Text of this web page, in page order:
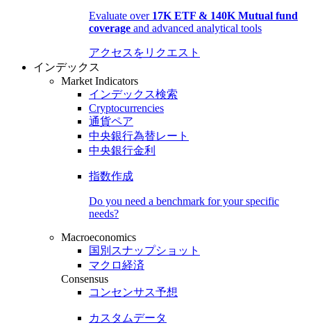
Evaluate over 17K ETF & 140K Mutual fund
coverage and advanced analytical tools
アクセスをリクエスト
インデックス
Market Indicators
インデックス検索
Cryptocurrencies
通貨ペア
中央銀行為替レート
中央銀行金利
指数作成
Do you need a benchmark for your specific
needs?
Macroeconomics
国別スナップショット
マクロ経済
Consensus
コンセンサス予想
カスタムデータ